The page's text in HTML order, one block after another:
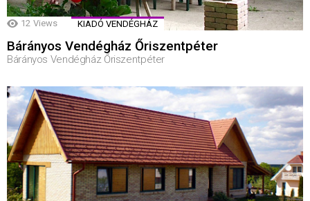
12 Views KIADÓ VENDÉGHÁZ
Bárányos Vendégház Őriszentpéter
Bárányos Vendégház Őriszentpéter